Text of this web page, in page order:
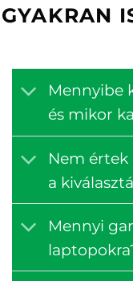
GYAKRAN
Mennyibe
és mikor
Nem
a
Mennyi